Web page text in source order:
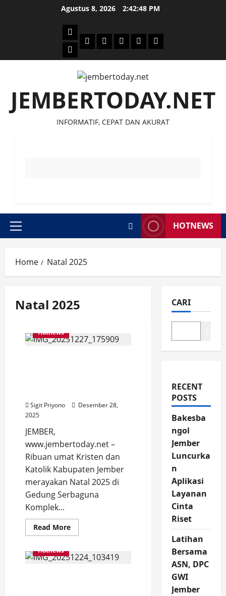
Agustus 8, 2026 2:42:48 PM
Beranda
News
PolitikOtomotifEkonomiSosialtentang
JEMBERTODAY.NET
INFORMATIF, CEPAT DAN AKURAT
Primary
HOTNEWS
Home Natal 2025
Natal 2025
Hotnews
Sigit Priyono
Desember 28,
2025
JEMBER,
www.jembertoday.net –
Ribuan umat Kristen dan
Katolik Kabupaten Jember
merayakan Natal 2025 di
Gedung Serbaguna
Komplek...
Read MoreRead
more
Kristen
dan
Hotnews
CARI
RECENT
POSTS
Bakesba
ngol
Jember
Luncurka
n
Aplikasi
Layanan
Cinta
Riset
Latihan
Bersama
ASN, DPC
GWI
Jember